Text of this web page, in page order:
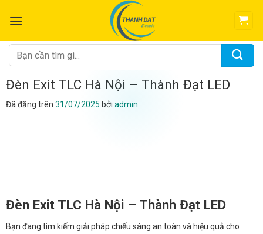
đến
dung
Tìm
kiếm:
Đèn Exit TLC Hà Nội – Thành Đạt LED
Đã đăng trên 31/07/2025 bởi admin
Đèn Exit TLC Hà Nội – Thành Đạt LED
Bạn đang tìm kiếm giải pháp chiếu sáng an toàn và hiệu quả cho